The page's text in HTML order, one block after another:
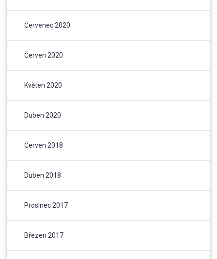
Červenec 2020
Červen 2020
Květen 2020
Duben 2020
Červen 2018
Duben 2018
Prosinec 2017
Březen 2017